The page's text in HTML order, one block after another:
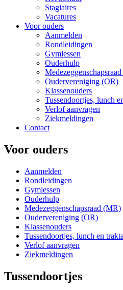
Stagiaires
Vacatures
Voor ouders
Aanmelden
Rondleidingen
Gymlessen
Ouderhulp
Oudervereniging (OR)
Klassenouders
Tussendoortjes, lunch
Verlof aanvragen
Ziekmeldingen
Contact
Voor ouders
Aanmelden
Rondleidingen
Gymlessen
Ouderhulp
Medezeggenschapsraad (MR)
Oudervereniging (OR)
Klassenouders
Tussendoortjes, lunch en
Verlof aanvragen
Ziekmeldingen
Tussendoortjes